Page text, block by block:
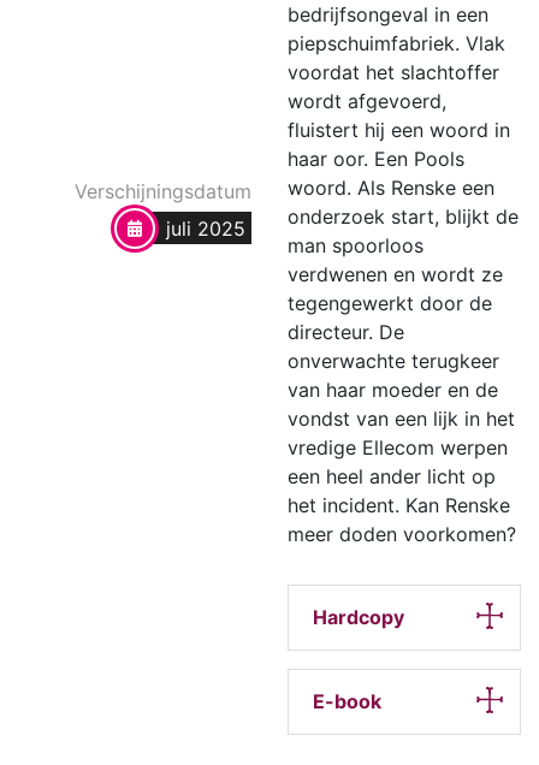
Verschijningsdatum
juli 2025
bedrijfsongeval in een
piepschuimfabriek. Vlak
voordat het slachtoffer
wordt afgevoerd,
fluistert hij een woord in
haar oor. Een Pools
woord. Als Renske een
onderzoek start, blijkt de
man spoorloos
verdwenen en wordt ze
tegengewerkt door de
directeur. De
onverwachte terugkeer
van haar moeder en de
vondst van een lijk in het
vredige Ellecom werpen
een heel ander licht op
het incident. Kan Renske
meer doden voorkomen?
Hardcopy
E-book